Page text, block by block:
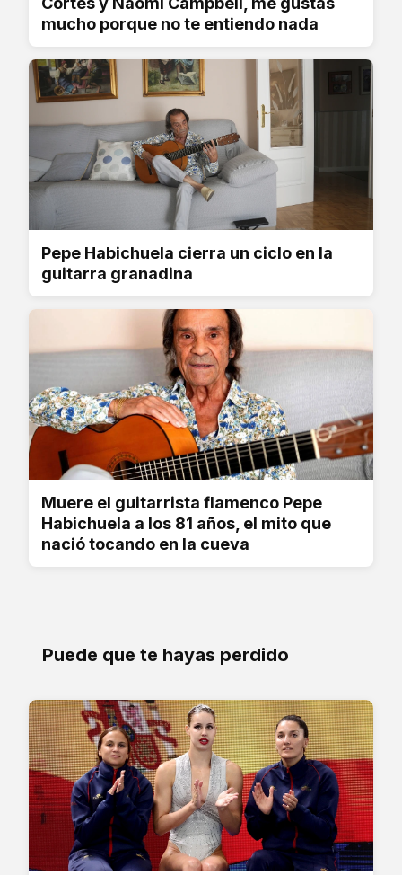
mucho porque no te entiendo nada
Pepe Habichuela cierra un ciclo en la
guitarra granadina
Muere el guitarrista flamenco Pepe
Habichuela a los 81 años, el mito que
nació tocando en la cueva
Puede que te hayas perdido